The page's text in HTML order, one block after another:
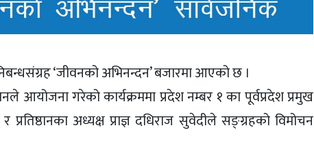
‘जीवनको अभिनन्दन’ बजारमा आएको छ ।
आयोजना गरेको कार्यक्रममा प्रदेश नम्बर १ का पूर्वप्रदेश प्रमुख
प्रतिष्ठानका अध्यक्ष प्राज्ञ दधिराज सुवेदीले सङ्ग्रहको विमोचन